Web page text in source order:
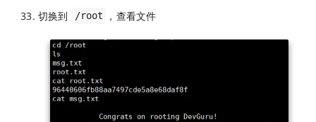
切换到 /root ，查看文件